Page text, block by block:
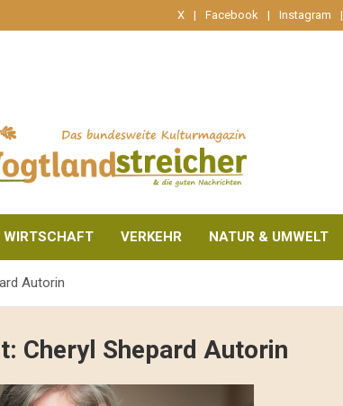
X Facebook Instagram
WIRTSCHAFT VERKEHR NATUR & UMWELT
Autorin
Cheryl Shepard Autorin